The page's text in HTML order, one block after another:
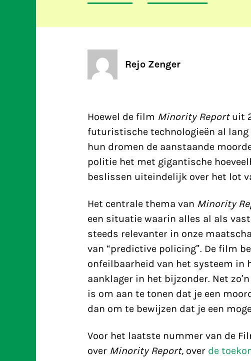
Rejo Zenger
Hoewel de film Minority Reportuit
futuristische technologieën al
hun dromen de aanstaande
politie het met gigantische
beslissen uiteindelijk over het lot
Het centrale thema van Minority
een situatie waarin alles al als
steeds relevanter in onze
van “predictive policing”. De film
onfeilbaarheid van het systeem in
aanklager in het bijzonder. Net
is om aan te tonen dat je een
dan om te bewijzen dat je een
Voor het laatste nummer van de
over Minority Report,over de